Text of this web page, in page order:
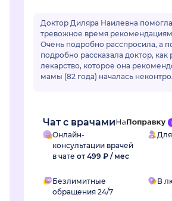
Доктор Диляра Наилевна
тревожное время
Очень подробно расспросила, а
подробно рассказала доктор, как
лекарство, которое она
мамы (82 года) началась
Чат с врачами
Онлайн-
консультации врачей
в чате от 499 ₽ / мес
Безлимитные
обращения 24/7
В